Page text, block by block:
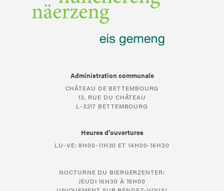
Administration communale
CHÂTEAU DE BETTEMBOURG
13, RUE DU CHÂTEAU
L-3217 BETTEMBOURG
Heures d’ouvertures
LU-VE: 8H00-11H30 ET 14H00-16H30
NOCTURNE DU BIERGERZENTER:
JEUDI 16H30 À 19H00